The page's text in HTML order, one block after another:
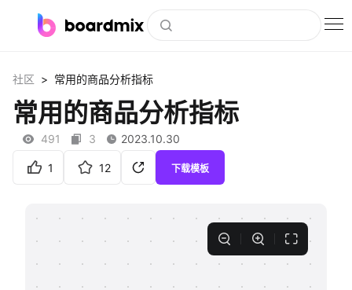
社区资源
下载
会员
私有化部署
客户案例
社区 > 常用的商品分析指标
常用的商品分析指标
491 3 2023.10.30
1 12 下载模板